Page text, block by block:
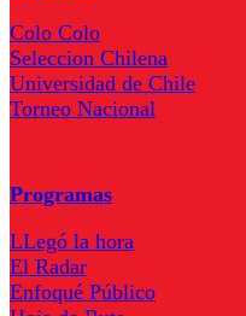
Colo Colo
Seleccion Chilena
Universidad de Chile
Torneo Nacional
Programas
LLegó la hora
El Radar
Enfoqué Público